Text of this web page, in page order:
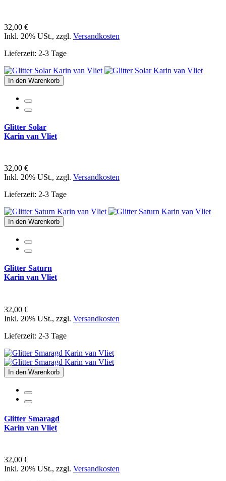
32,00 €
Inkl. 20% USt., zzgl. Versandkosten
Lieferzeit: 2-3 Tage
In den Warenkorb
Glitter Solar
Karin van Vliet
32,00 €
Inkl. 20% USt., zzgl. Versandkosten
Lieferzeit: 2-3 Tage
In den Warenkorb
Glitter Saturn
Karin van Vliet
32,00 €
Inkl. 20% USt., zzgl. Versandkosten
Lieferzeit: 2-3 Tage
In den Warenkorb
Glitter Smaragd
Karin van Vliet
32,00 €
Inkl. 20% USt., zzgl. Versandkosten